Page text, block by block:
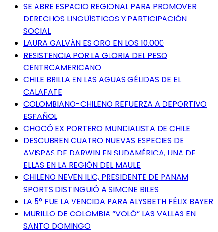
SE ABRE ESPACIO REGIONAL PARA PROMOVER
DERECHOS LINGÜÍSTICOS Y PARTICIPACIÓN
SOCIAL
LAURA GALVÁN ES ORO EN LOS 10.000
RESISTENCIA POR LA GLORIA DEL PESO
CENTROAMERICANO
CHILE BRILLA EN LAS AGUAS GÉLIDAS DE EL
CALAFATE
COLOMBIANO-CHILENO REFUERZA A DEPORTIVO
ESPAÑOL
CHOCÓ EX PORTERO MUNDIALISTA DE CHILE
DESCUBREN CUATRO NUEVAS ESPECIES DE
AVISPAS DE DARWIN EN SUDAMÉRICA, UNA DE
ELLAS EN LA REGIÓN DEL MAULE
CHILENO NEVEN ILIC, PRESIDENTE DE PANAM
SPORTS DISTINGUIÓ A SIMONE BILES
LA 5° FUE LA VENCIDA PARA ALYSBETH FÉLIX BAYER
MURILLO DE COLOMBIA “VOLÓ” LAS VALLAS EN
SANTO DOMINGO